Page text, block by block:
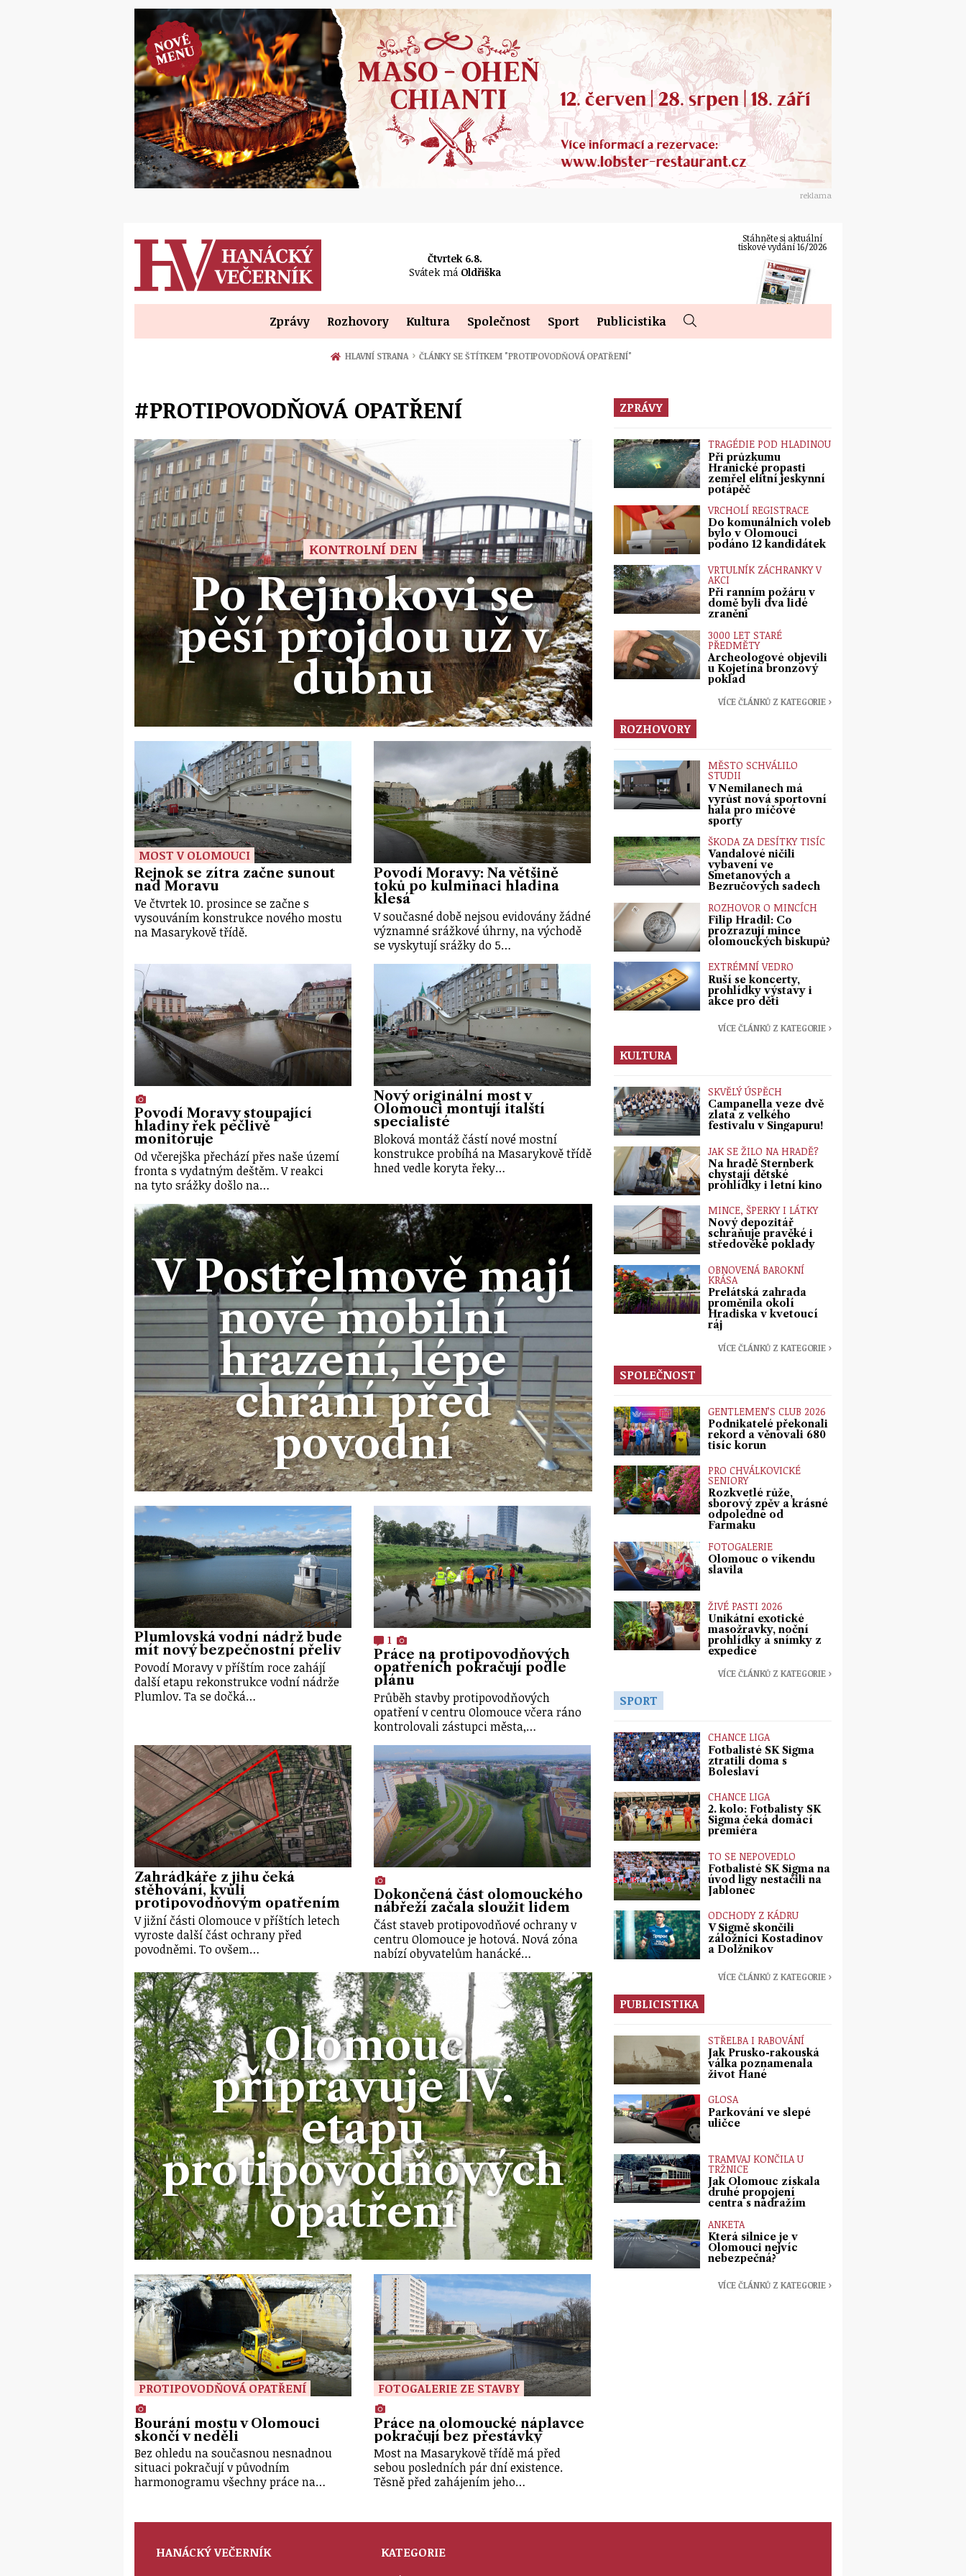
reklama
Čtvrtek 6.8.
Svátek má Oldřiška
Stáhněte si aktuální
tiskové vydání 16/2026
Zprávy Rozhovory Kultura Společnost Sport Publicistika
HLAVNÍ STRANA › ČLÁNKY SE ŠTÍTKEM "PROTIPOVODŇOVÁ OPATŘENÍ"
#PROTIPOVODŇOVÁ OPATŘENÍ
KONTROLNÍ DEN
Po Rejnokovi se
pěší projdou už v
dubnu
MOST V OLOMOUCI
Rejnok se zítra začne sunout
nad Moravu
Ve čtvrtek 10. prosince se začne s
vysouváním konstrukce nového mostu
na Masarykově třídě.
Povodí Moravy: Na většině
toků po kulminaci hladina
klesá
V současné době nejsou evidovány žádné
významné srážkové úhrny, na východě
se vyskytují srážky do 5…
Povodí Moravy stoupající
hladiny řek pečlivě
monitoruje
Od včerejška přechází přes naše území
fronta s vydatným deštěm. V reakci
na tyto srážky došlo na…
Nový originální most v
Olomouci montují italští
specialisté
Bloková montáž částí nové mostní
konstrukce probíhá na Masarykově třídě
hned vedle koryta řeky…
V Postřelmově mají
nové mobilní
hrazení, lépe
chrání před
povodní
Plumlovská vodní nádrž bude
mít nový bezpečnostní přeliv
Povodí Moravy v příštím roce zahájí
další etapu rekonstrukce vodní nádrže
Plumlov. Ta se dočká…
1
Práce na protipovodňových
opatřeních pokračují podle
plánu
Průběh stavby protipovodňových
opatření v centru Olomouce včera ráno
kontrolovali zástupci města,…
Zahrádkáře z jihu čeká
stěhování, kvůli
protipovodňovým opatřením
V jižní části Olomouce v příštích letech
vyroste další část ochrany před
povodněmi. To ovšem…
Dokončená část olomouckého
nábřeží začala sloužit lidem
Část staveb protipovodňové ochrany v
centru Olomouce je hotová. Nová zóna
nabízí obyvatelům hanácké…
Olomouc
připravuje IV.
etapu
protipovodňových
opatření
PROTIPOVODŇOVÁ OPATŘENÍ
Bourání mostu v Olomouci
skončí v neděli
Bez ohledu na současnou nesnadnou
situaci pokračují v původním
harmonogramu všechny práce na…
FOTOGALERIE ZE STAVBY
Práce na olomoucké náplavce
pokračují bez přestávky
Most na Masarykově třídě má před
sebou posledních pár dní existence.
Těsně před zahájením jeho…
ZPRÁVY
TRAGÉDIE POD HLADINOU
Při průzkumu
Hranické propasti
zemřel elitní jeskynní
potápěč
VRCHOLÍ REGISTRACE
Do komunálních voleb
bylo v Olomouci
podáno 12 kandidátek
VRTULNÍK ZÁCHRANKY V
AKCI
Při ranním požáru v
domě byli dva lidé
zraněni
3000 LET STARÉ
PŘEDMĚTY
Archeologové objevili
u Kojetína bronzový
poklad
VÍCE ČLÁNKŮ Z KATEGORIE ›
ROZHOVORY
MĚSTO SCHVÁLILO
STUDII
V Nemilanech má
vyrůst nová sportovní
hala pro míčové
sporty
ŠKODA ZA DESÍTKY TISÍC
Vandalové ničili
vybavení ve
Smetanových a
Bezručových sadech
ROZHOVOR O MINCÍCH
Filip Hradil: Co
prozrazují mince
olomouckých biskupů?
EXTRÉMNÍ VEDRO
Ruší se koncerty,
prohlídky výstavy i
akce pro děti
VÍCE ČLÁNKŮ Z KATEGORIE ›
KULTURA
SKVĚLÝ ÚSPĚCH
Campanella veze dvě
zlata z velkého
festivalu v Singapuru!
JAK SE ŽILO NA HRADĚ?
Na hradě Šternberk
chystají dětské
prohlídky i letní kino
MINCE, ŠPERKY I LÁTKY
Nový depozitář
schraňuje pravěké i
středověké poklady
OBNOVENÁ BAROKNÍ
KRÁSA
Prelátská zahrada
proměnila okolí
Hradiska v kvetoucí
ráj
VÍCE ČLÁNKŮ Z KATEGORIE ›
SPOLEČNOST
GENTLEMEN’S CLUB 2026
Podnikatelé překonali
rekord a věnovali 680
tisíc korun
PRO CHVÁLKOVICKÉ
SENIORY
Rozkvetlé růže,
sborový zpěv a krásné
odpoledne od
Farmaku
FOTOGALERIE
Olomouc o víkendu
slavila
ŽIVÉ PASTI 2026
Unikátní exotické
masožravky, noční
prohlídky a snímky z
expedice
VÍCE ČLÁNKŮ Z KATEGORIE ›
SPORT
CHANCE LIGA
Fotbalisté SK Sigma
ztratili doma s
Boleslaví
CHANCE LIGA
2. kolo: Fotbalisty SK
Sigma čeká domácí
premiéra
TO SE NEPOVEDLO
Fotbalisté SK Sigma na
úvod ligy nestačili na
Jablonec
ODCHODY Z KÁDRU
V Sigmě skončili
záložníci Kostadinov
a Dolžnikov
VÍCE ČLÁNKŮ Z KATEGORIE ›
PUBLICISTIKA
STŘELBA I RABOVÁNÍ
Jak Prusko-rakouská
válka poznamenala
život Hané
GLOSA
Parkování ve slepé
uličce
TRAMVAJ KONČILA U
TRŽNICE
Jak Olomouc získala
druhé propojení
centra s nádražím
ANKETA
Která silnice je v
Olomouci nejvíc
nebezpečná?
VÍCE ČLÁNKŮ Z KATEGORIE ›
HANÁCKÝ VEČERNÍK KATEGORIE